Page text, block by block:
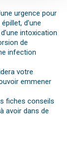
urgence pour
d’une
intoxication
de
infection
votre
emmener
fiches conseils
avoir dans de